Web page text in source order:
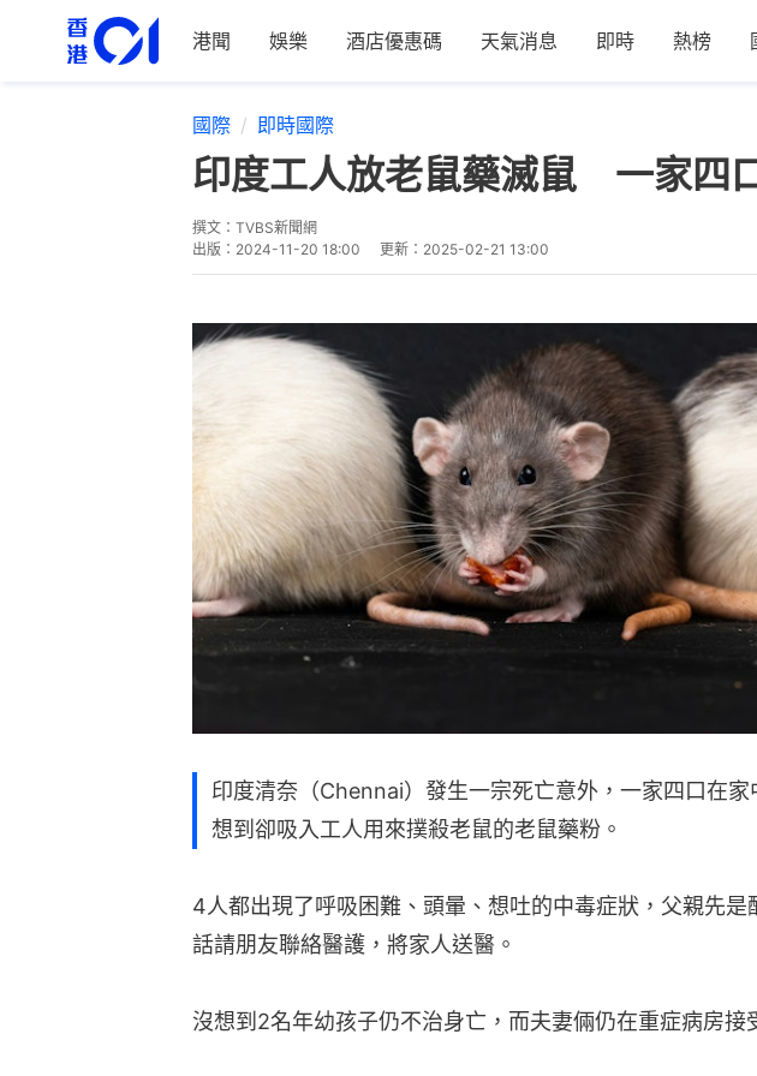
港聞 娛樂 酒店優惠碼 天氣消息 即時 熱榜
國際 即時國際
印度工人放老鼠藥滅鼠 一家四
撰文： TVBS新聞網
出版： 2024-11-20 18:00 更新： 2025-02-21 13:00
印度清奈（Chennai）發生一宗死亡意外，一家四口在家
想到卻吸入工人用來撲殺老鼠的老鼠藥粉。
4人都出現了呼吸困難、頭暈、想吐的中毒症狀，父親先是
話請朋友聯絡醫護，將家人送醫。
沒想到2名年幼孩子仍不治身亡，而夫妻倆仍在重症病房接